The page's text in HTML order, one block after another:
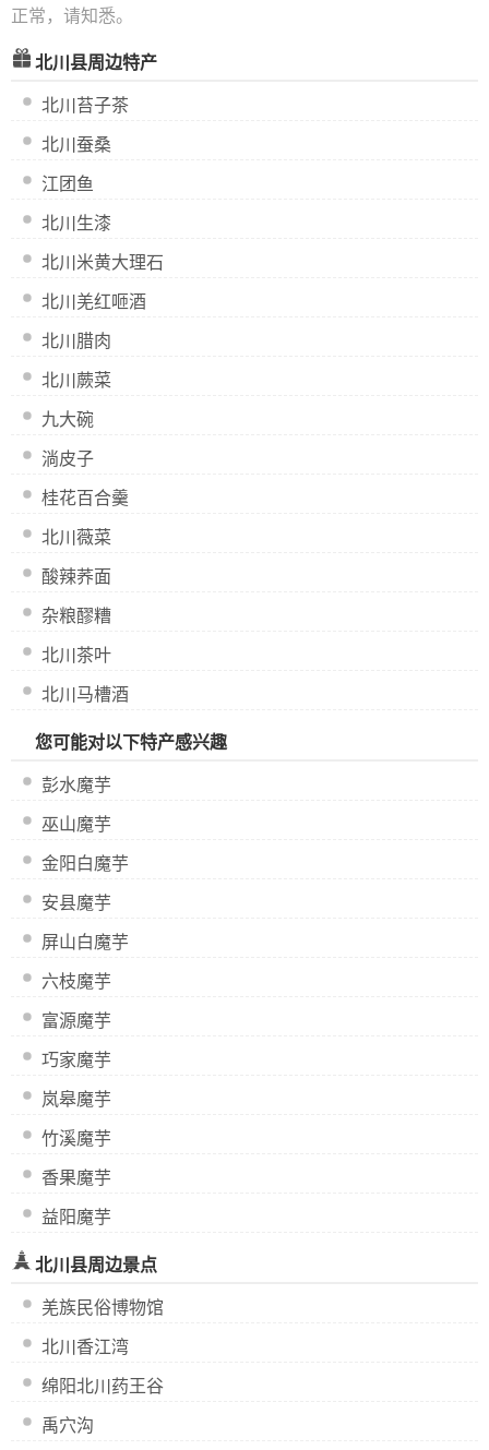
正常，请知悉。
北川县周边特产
北川苔子茶
北川蚕桑
江团鱼
北川生漆
北川米黄大理石
北川羌红咂酒
北川腊肉
北川蕨菜
九大碗
淌皮子
桂花百合羹
北川薇菜
酸辣荞面
杂粮醪糟
北川茶叶
北川马槽酒
您可能对以下特产感兴趣
彭水魔芋
巫山魔芋
金阳白魔芋
安县魔芋
屏山白魔芋
六枝魔芋
富源魔芋
巧家魔芋
岚皋魔芋
竹溪魔芋
香果魔芋
益阳魔芋
北川县周边景点
羌族民俗博物馆
北川香江湾
绵阳北川药王谷
禹穴沟